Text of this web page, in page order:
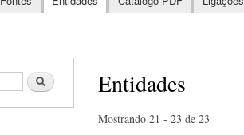
Search Entidades
Mostrando 21 - 23 de 23